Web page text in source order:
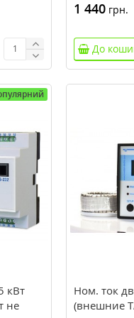
1 440 грн.
До
кВт
не
Ном. ток
(внешние